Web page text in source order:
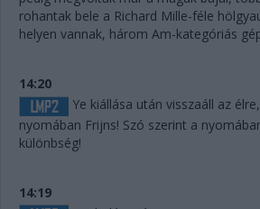
rohantak bele a Richard Mille-féle
helyen vannak, három Am-kategóriás
14:20
Ye kiállása után visszaáll az
nyomában Frijns! Szó szerint a
különbség!
14:19